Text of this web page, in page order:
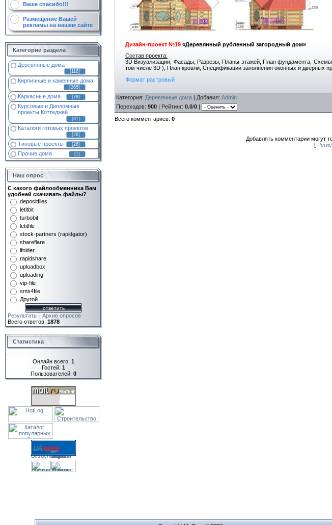
Ваше спасибо!!!
Размещение Вашей
рекламы на нашем сайте
Категории раздела
Деревянные дома
[116]
Кирпичные и каменные дома
[265]
Каркасные дома [78]
Курсовые и Дипломные
проекты Коттеджей
[31]
Каталоги готовых проектов
[26]
Типовые проекты [26]
Прочие дома [1]
Наш опрос
С какого файлообменника Вам
удобней скачивать файлы?
depositfiles
letitbit
turbobit
letitfile
stock-partners (rapidgator)
shareflare
ifolder
rapidshare
uploadbox
uploading
vip-file
sms4file
Другой...
Результаты | Архив опросов
Всего ответов: 1878
Статистика
Онлайн всего: 1
Гостей: 1
Пользователей: 0
Дизайн-проект №19 «Деревянный рубленный загородный дом»
Состав проекта:
3D Визуализации, Фасады, Разрезы, Планы этажей, План фундамента,
том числе 3D ), План кровли, Спецификации заполнения оконных и дверных
Формат растровый
Категория: Деревянные дома | Добавил: Admin
Переходов: 900 | Рейтинг: 0.0/0 |
Всего комментариев: 0
Добавлять комментарии могут
[